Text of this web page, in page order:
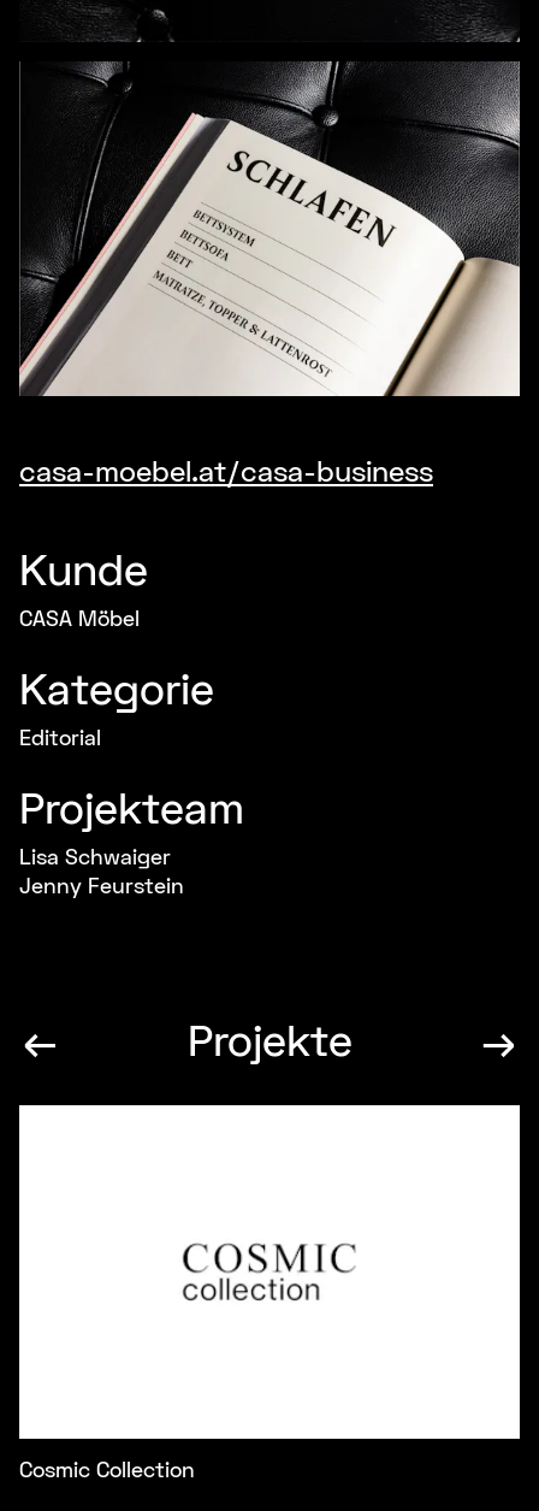
casa-moebel.at/casa-business
Kunde
CASA Möbel
Kategorie
Editorial
Projekteam
Lisa Schwaiger
Jenny Feurstein
← Projekte →
Cosmic Collection